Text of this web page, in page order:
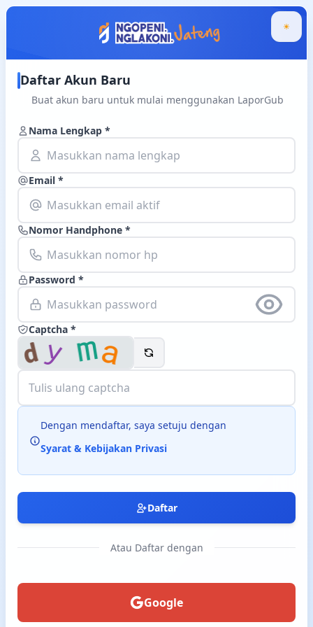
Langsung ke konten utama
Daftar Akun Baru
Buat akun baru untuk mulai menggunakan LaporGub
Nama Lengkap *
Email *
Nomor Handphone *
Password *
Captcha *
Dengan mendaftar, saya setuju dengan
Syarat & Kebijakan Privasi
Daftar
Atau Daftar dengan
Google